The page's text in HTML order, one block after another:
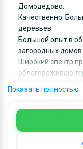
Домодедово.
Качественно.
деревьев.
Большой опыт в
загородных домов.
Широкий спектр
облагораживаю
обрезка, обрезка
Показать полностью